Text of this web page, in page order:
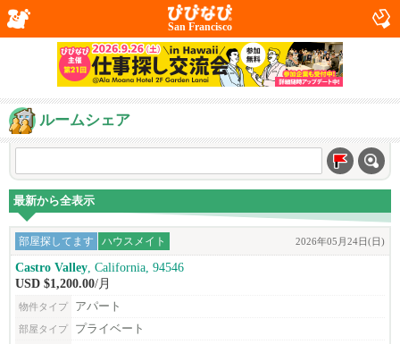
San Francisco
ルームシェア
最新から全表示
部屋探してます ハウスメイト 2026年05月24日(日)
Castro Valley , California, 94546
USD $1,200.00/月
物件タイプ アパート
部屋タイプ プライベート